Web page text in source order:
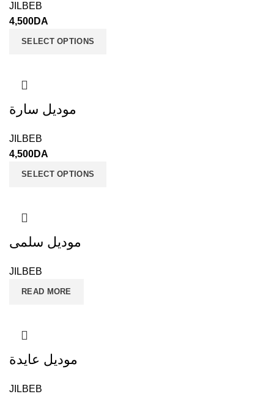
JILBEB
4,500DA
SELECT OPTIONS
موديل سارة
JILBEB
4,500DA
SELECT OPTIONS
موديل سلمى
JILBEB
READ MORE
موديل عايدة
JILBEB